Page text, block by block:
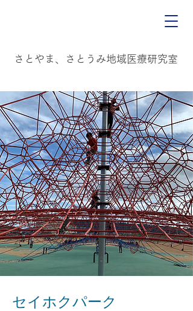
​ ​さとやま、さとうみ地域医療研究室
セイホクパーク